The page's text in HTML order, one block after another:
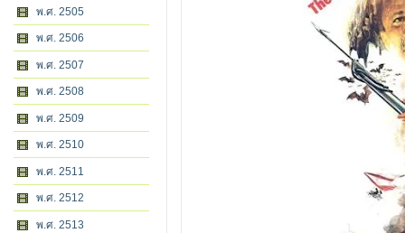
พ.ศ. 2505
พ.ศ. 2506
พ.ศ. 2507
พ.ศ. 2508
พ.ศ. 2509
พ.ศ. 2510
พ.ศ. 2511
พ.ศ. 2512
พ.ศ. 2513